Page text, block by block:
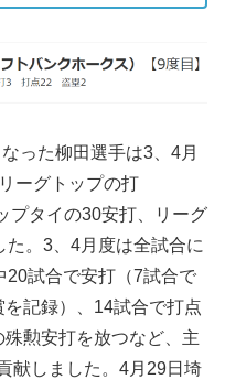
った柳田選手は3、4月
ーグトップの打
プタイの30安打、リーグ
。3、4月度は全試合に
20試合で安打（7試合で
記録）、14試合で打点
勲安打を放つなど、主
献しました。4月29日埼